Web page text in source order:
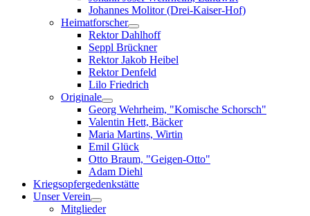
Johannes Molitor (Drei-Kaiser-Hof)
Heimatforscher
Rektor Dahlhoff
Seppl Brückner
Rektor Jakob Heibel
Rektor Denfeld
Lilo Friedrich
Originale
Georg Wehrheim, "Komische Schorsch"
Valentin Hett, Bäcker
Maria Martins, Wirtin
Emil Glück
Otto Braum, "Geigen-Otto"
Adam Diehl
Kriegsopfergedenkstätte
Unser Verein
Mitglieder